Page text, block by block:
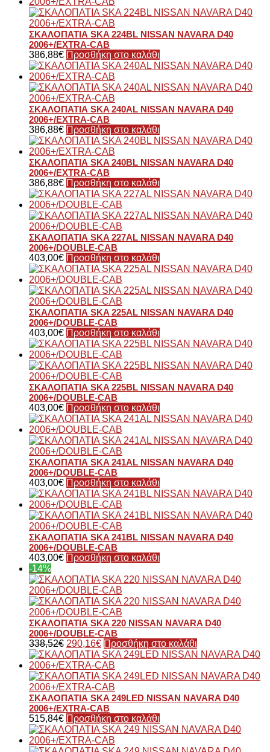
ΣΚΑΛΟΠΑΤΙΑ SKA 224BL NISSAN NAVARA D40
2006+/EXTRA-CAB
386,88€ Προσθήκη στο καλάθι
ΣΚΑΛΟΠΑΤΙΑ SKA 240AL NISSAN NAVARA D40
2006+/EXTRA-CAB
386,88€ Προσθήκη στο καλάθι
ΣΚΑΛΟΠΑΤΙΑ SKA 240BL NISSAN NAVARA D40
2006+/EXTRA-CAB
386,88€ Προσθήκη στο καλάθι
ΣΚΑΛΟΠΑΤΙΑ SKA 227AL NISSAN NAVARA D40
2006+/DOUBLE-CAB
403,00€ Προσθήκη στο καλάθι
ΣΚΑΛΟΠΑΤΙΑ SKA 225AL NISSAN NAVARA D40
2006+/DOUBLE-CAB
403,00€ Προσθήκη στο καλάθι
ΣΚΑΛΟΠΑΤΙΑ SKA 225BL NISSAN NAVARA D40
2006+/DOUBLE-CAB
403,00€ Προσθήκη στο καλάθι
ΣΚΑΛΟΠΑΤΙΑ SKA 241AL NISSAN NAVARA D40
2006+/DOUBLE-CAB
403,00€ Προσθήκη στο καλάθι
ΣΚΑΛΟΠΑΤΙΑ SKA 241BL NISSAN NAVARA D40
2006+/DOUBLE-CAB
403,00€ Προσθήκη στο καλάθι
-14%
ΣΚΑΛΟΠΑΤΙΑ SKA 220 NISSAN NAVARA D40
2006+/DOUBLE-CAB
338,52€ 290,16€ Προσθήκη στο καλάθι
ΣΚΑΛΟΠΑΤΙΑ SKA 249LED NISSAN NAVARA D40
2006+/EXTRA-CAB
515,84€ Προσθήκη στο καλάθι